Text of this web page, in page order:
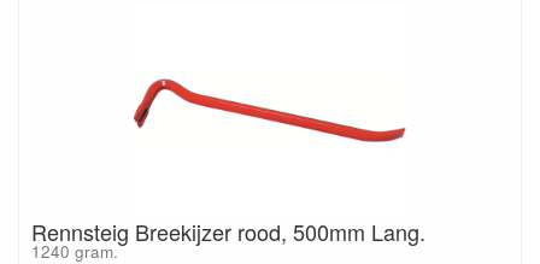
Rennsteig Breekijzer rood, 500mm Lang.
1240 gram.